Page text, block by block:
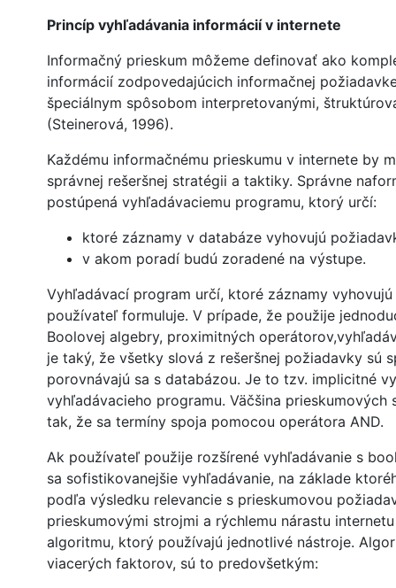
Princíp vyhľadávania informácií v internete
Informačný prieskum môžeme definovať ako
informácií zodpovedajúcich informačnej
špeciálnym spôsobom interpretovanými,
(Steinerová, 1996).
Každému informačnému prieskumu v internete by
správnej rešeršnej stratégii a taktiky. Správne
postúpená vyhľadávaciemu programu, ktorý určí:
ktoré záznamy v databáze vyhovujú
v akom poradí budú zoradené na výstupe.
Vyhľadávací program určí, ktoré záznamy
používateľ formuluje. V prípade, že použije
Boolovej algebry, proximitných
je taký, že všetky slová z rešeršnej požiadavky sú
porovnávajú sa s databázou. Je to tzv. implicitné
vyhľadávacieho programu. Väčšina
tak, že sa termíny spoja pomocou operátora AND.
Ak používateľ použije rozšírené vyhľadávanie s
sa sofistikovanejšie vyhľadávanie, na základe
podľa výsledku relevancie s prieskumovou
prieskumovými strojmi a rýchlemu nárastu
algoritmu, ktorý používajú jednotlivé nástroje.
viacerých faktorov, sú to predovšetkým: